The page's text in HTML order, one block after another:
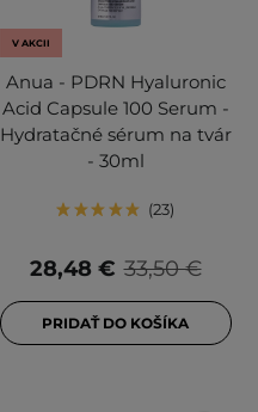
V AKCII
Anua - PDRN Hyaluronic
Acid Capsule 100 Serum -
Hydratačné sérum na tvár
- 30ml
23
33,50 €
28,48 €
PRIDAŤ DO KOŠÍKA